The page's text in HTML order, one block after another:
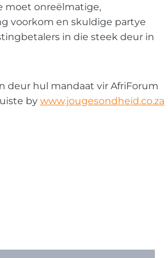
moet onreëlmatige,
voorkom en skuldige partye
in die steek deur in
deur hul mandaat vir AfriForum
by www.jougesondheid.co.za